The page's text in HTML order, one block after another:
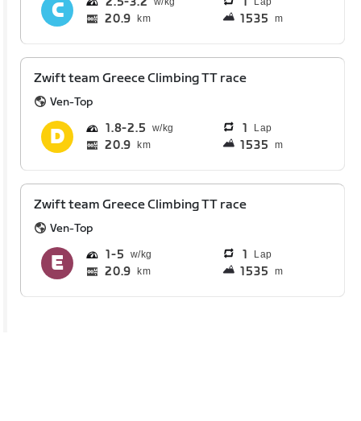
20.9 km 1535 m
Zwift team Greece Climbing TT race
Ven-Top
1.8 2.5 1 Lap
20.9 km 1535 m
Zwift team Greece Climbing TT race
Ven-Top
1 5 1 Lap
20.9 km 1535 m